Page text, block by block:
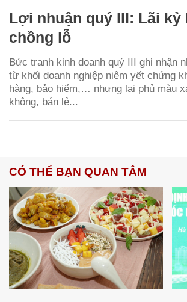
Lợi nhuận quý III: Lãi kỷ
chồng lỗ
Bức tranh kinh doanh quý III ghi nhận
từ khối doanh nghiệp niêm yết chứng
hàng, bảo hiểm,… nhưng lại phủ màu
không, bán lẻ...
CÓ THỂ BẠN QUAN TÂM